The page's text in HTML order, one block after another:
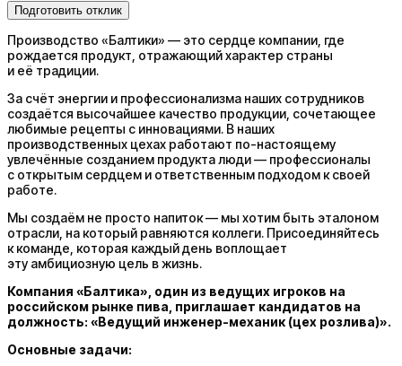
Подготовить отклик
Производство «Балтики» — это сердце компании, где
рождается продукт, отражающий характер страны
и её традиции.
За счёт энергии и профессионализма наших сотрудников
создаётся высочайшее качество продукции, сочетающее
любимые рецепты с инновациями. В наших
производственных цехах работают по-настоящему
увлечённые созданием продукта люди — профессионалы
с открытым сердцем и ответственным подходом к своей
работе.
Мы создаём не просто напиток — мы хотим быть эталоном
отрасли, на который равняются коллеги. Присоединяйтесь
к команде, которая каждый день воплощает
эту амбициозную цель в жизнь.
Компания «Балтика», один из ведущих игроков на
российском рынке пива, приглашает кандидатов на
должность: «Ведущий инженер-механик (цех розлива)».
Основные задачи: